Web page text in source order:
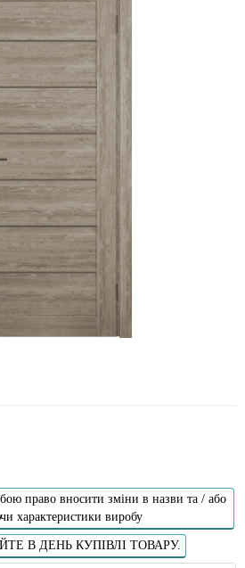
право вносити зміни в назви та / або
характеристики виробу
В ДЕНЬ КУПІВЛІ ТОВАРУ.